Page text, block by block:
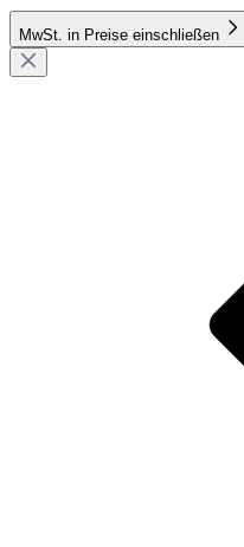
MwSt. in Preise einschließen